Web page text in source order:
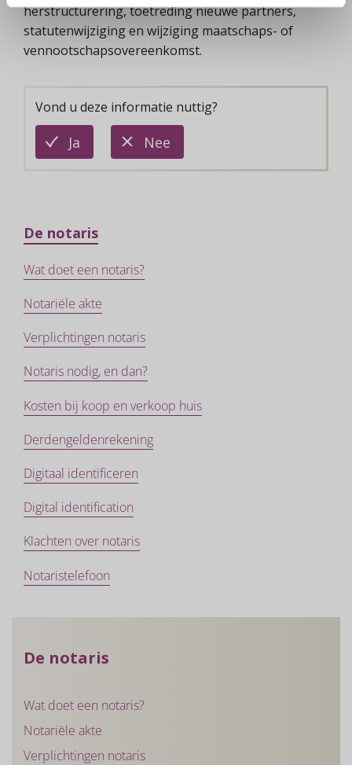
herstructurering, toetreding nieuwe partners,
statutenwijziging en wijziging maatschaps- of
vennootschapsovereenkomst.
Vond u deze informatie nuttig?
Ja
informatie
Needeze
informatie
is
De notaris
Wat doet een notaris?
Notariële akte
Verplichtingen notaris
Notaris nodig, en dan?
Kosten bij koop en verkoop huis
Derdengeldenrekening
Digitaal identificeren
Digital identification
Klachten over notaris
Notaristelefoon
De notaris
Wat doet een notaris?
Notariële akte
Verplichtingen notaris